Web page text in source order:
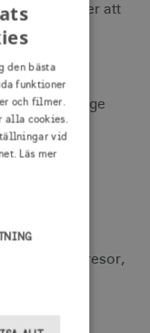
glada över att
med
Lindström,
redan
och Norge
kunna
finska
och Privatresor,
den bästa
funktioner
och filmer.
alla cookies.
vid
Läs mer